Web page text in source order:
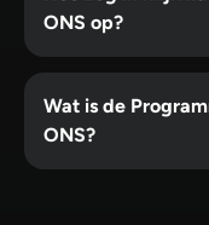
ONS op?
Wat is de
ONS?